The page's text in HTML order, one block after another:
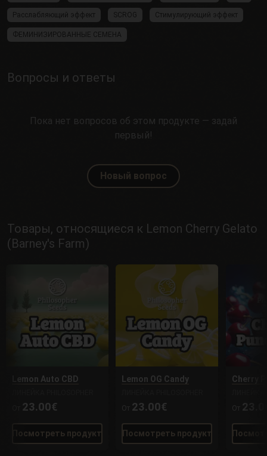
Расслабляющий эффект SCROG Стимулирующий эффект
ФЕМИНИЗИРОВАННЫЕ СЕМЕНА
Вопросы и ответы
Пока нет вопросов об этом продукте — задай
первый!
Новый вопрос
Товары, относящиеся к Lemon Cherry Gelato
(Barney's Farm)
Lemon Auto CBD
23.00€
Посмотреть продукт
Lemon OG Candy
От 23.00€
Посмотреть продукт
Cherry
От